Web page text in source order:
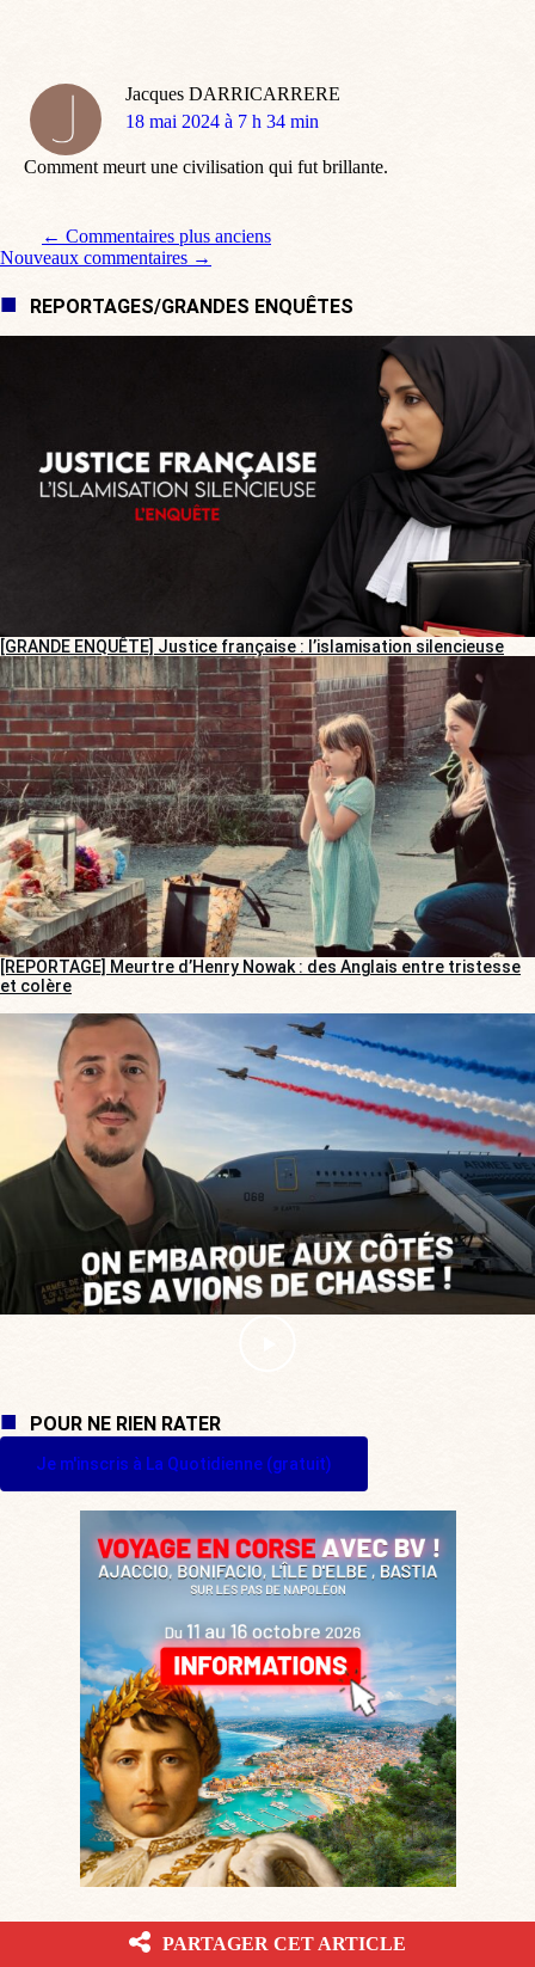
Jacques DARRICARRERE
dit
18 mai 2024 à 7 h 34 min
Comment meurt une civilisation qui fut brillante.
Navigation de commentaire
← Commentaires plus anciens
Nouveaux commentaires →
REPORTAGES/GRANDES ENQUÊTES
[GRANDE ENQUÊTE] Justice française : l’islamisation silencieuse
[REPORTAGE] Meurtre d’Henry Nowak : des Anglais entre tristesse
et colère
POUR NE RIEN RATER
Je m'inscris à La Quotidienne (gratuit)
LES PLUS LUS DU JOURPARTAGER CET ARTICLE